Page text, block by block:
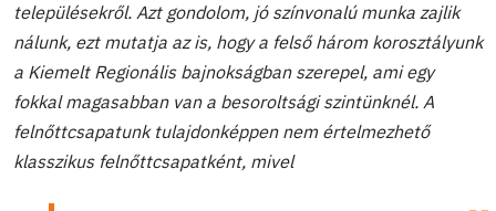
településekről. Azt gondolom, jó színvonalú munka zajlik
nálunk, ezt mutatja az is, hogy a felső három korosztályunk
a Kiemelt Regionális bajnokságban szerepel, ami egy
fokkal magasabban van a besoroltsági szintünknél. A
felnőttcsapatunk tulajdonképpen nem értelmezhető
klasszikus felnőttcsapatként, mivel